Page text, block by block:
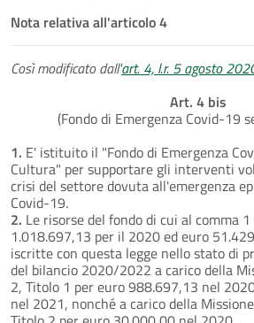
Nota relativa all'articolo 4
Così modificato dall'art. 4, l.r. 5 agosto
Art. 4 bis
(Fondo di Emergenza Covid-19
1. E' istituito il "Fondo di Emergenza
Cultura" per supportare gli interventi
crisi del settore dovuta all'emergenza
Covid-19.
2. Le risorse del fondo di cui al comma
1.018.697,13 per il 2020 ed euro
iscritte con questa legge nello stato di
del bilancio 2020/2022 a carico della
2, Titolo 1 per euro 988.697,13 nel
nel 2021, nonché a carico della